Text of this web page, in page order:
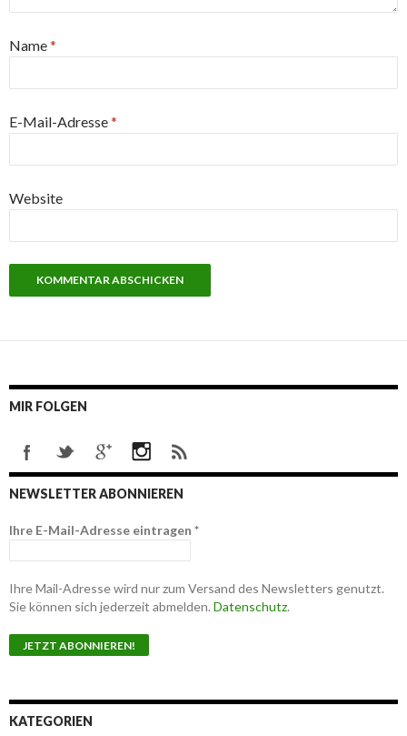
Name*
E-Mail-Adresse*
Website
MIR FOLGEN
NEWSLETTER ABONNIEREN
Ihre E-Mail-Adresse eintragen *
Ihre Mail-Adresse wird nur zum Versand des Newsletters genutzt.
Sie können sich jederzeit abmelden. Datenschutz.
KATEGORIEN